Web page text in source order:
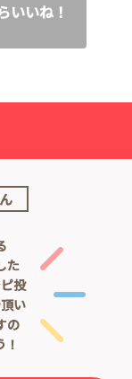
いいね！
た
投
い
の